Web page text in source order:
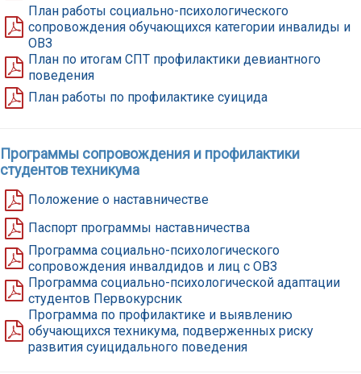
План работы социально-психологического
сопровождения обучающихся категории инвалиды и
ОВЗ
План по итогам СПТ профилактики девиантного
поведения
План работы по профилактике суицида
Программы сопровождения и профилактики
студентов техникума
Положение о наставничестве
Паспорт программы наставничества
Программа социально-психологического
сопровождения инвалдидов и лиц с ОВЗ
Программа социально-психологической адаптации
студентов Первокурсник
Программа по профилактике и выявлению
обучающихся техникума, подверженных риску
развития суицидального поведения